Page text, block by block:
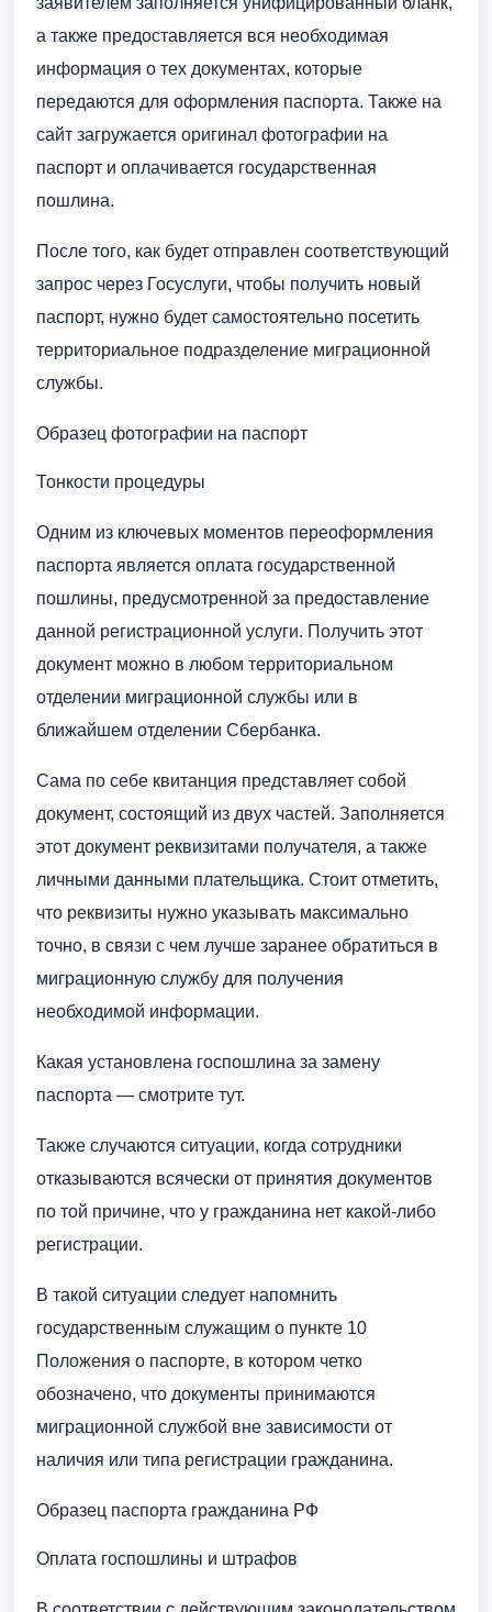
а также предоставляется вся необходимая
информация о тех документах, которые
передаются для оформления паспорта. Также на
сайт загружается оригинал фотографии на
паспорт и оплачивается государственная
пошлина.
После того, как будет отправлен соответствующий
запрос через Госуслуги, чтобы получить новый
паспорт, нужно будет самостоятельно посетить
территориальное подразделение миграционной
службы.
Образец фотографии на паспорт
Тонкости процедуры
Одним из ключевых моментов переоформления
паспорта является оплата государственной
пошлины, предусмотренной за предоставление
данной регистрационной услуги. Получить этот
документ можно в любом территориальном
отделении миграционной службы или в
ближайшем отделении Сбербанка.
Сама по себе квитанция представляет собой
документ, состоящий из двух частей. Заполняется
этот документ реквизитами получателя, а также
личными данными плательщика. Стоит отметить,
что реквизиты нужно указывать максимально
точно, в связи с чем лучше заранее обратиться в
миграционную службу для получения
необходимой информации.
Какая установлена госпошлина за замену
паспорта — смотрите тут.
Также случаются ситуации, когда сотрудники
отказываются всячески от принятия документов
по той причине, что у гражданина нет какой-либо
регистрации.
В такой ситуации следует напомнить
государственным служащим о пункте 10
Положения о паспорте, в котором четко
обозначено, что документы принимаются
миграционной службой вне зависимости от
наличия или типа регистрации гражданина.
Образец паспорта гражданина РФ
Оплата госпошлины и штрафов